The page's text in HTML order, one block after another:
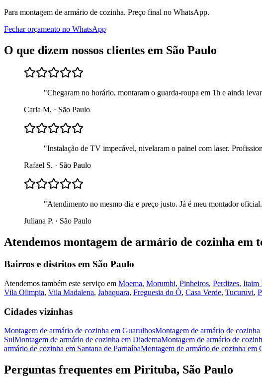
Para montagem de armário de cozinha. Preço final no WhatsApp.
Fechar orçamento no WhatsApp
O que dizem nossos clientes em São Paulo
"Chegaram no horário, montaram o guarda-roupa em 1h e ainda
Carla M. · São Paulo
"Instalação de TV impecável, nivelaram o painel com laser.
Rafael S. · São Paulo
"Atendimento no mesmo dia e preço justo. Já é meu montador oficial.
Juliana P. · São Paulo
Atendemos montagem de armário de cozinha em
Bairros e distritos em São Paulo
Atendemos também este serviço em Moema, Morumbi, Pinheiros, Perdizes, Itaim
Vila Olimpia, Vila Madalena, Jabaquara, Freguesia do Ó, Casa Verde, Tucuruvi,
Cidades vizinhas
Montagem de armário de cozinha em GuarulhosMontagem de armário de cozinha
SulMontagem de armário de cozinha em DiademaMontagem de armário de
armário de cozinha em Santana de ParnaíbaMontagem de armário de cozinha em
Perguntas frequentes em Pirituba, São Paulo